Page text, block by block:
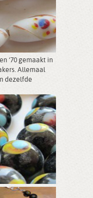
‘70 gemaakt in
Allemaal
dezelfde